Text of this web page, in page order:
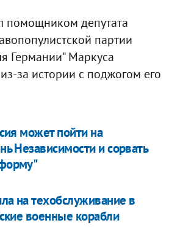
помощником депутата
партии
Германии" Маркуса
за истории с поджогом его
может пойти на
Независимости и сорвать
на техобслуживание в
военные корабли